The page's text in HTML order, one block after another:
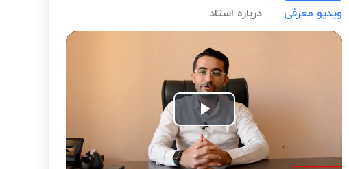
ویدیو معرفی درباره استاد
Play
Video